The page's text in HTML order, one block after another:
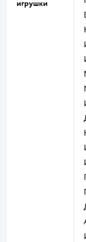
игрушки